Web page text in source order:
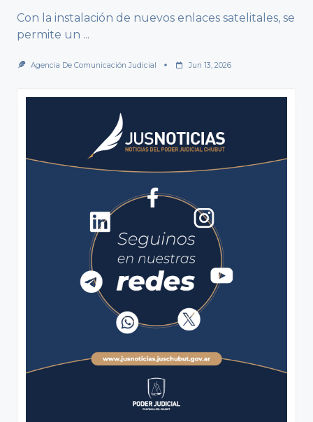
Con la instalación de nuevos enlaces satelitales, se
permite un ...
Agencia De Comunicación Judicial Jun 13, 2026